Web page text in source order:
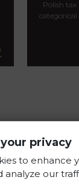
Polish tax
categorical
privacy
to enhance
analyze our